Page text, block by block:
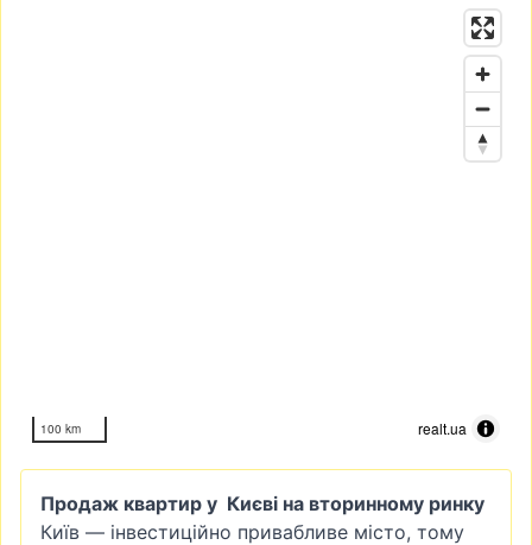
100 km realt.ua
Продаж квартир у Києві на вторинному ринку
Київ — інвестиційно привабливе місто, тому